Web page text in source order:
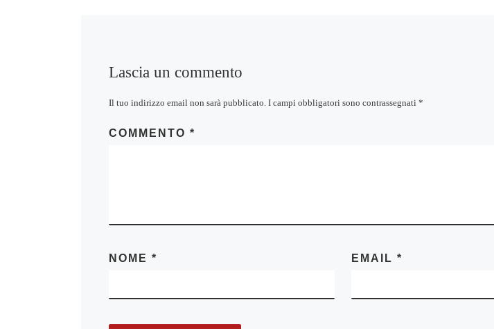
Lascia un commento
Il tuo indirizzo email non sarà pubblicato. I campi obbligatori sono contrassegnati *
COMMENTO *
NOME * EMAIL *